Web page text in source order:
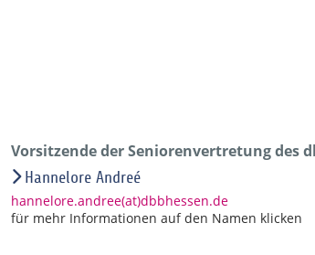
Vorsitzende der Seniorenvertretung des
Hannelore Andreé
hannelore.andree(at)dbbhessen.de
für mehr Informationen auf den Namen klicken